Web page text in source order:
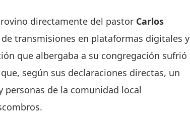
directamente del pastor Carlos
de transmisiones en plataformas digitales y
que albergaba a su congregación sufrió
según sus declaraciones directas, un
de la comunidad local